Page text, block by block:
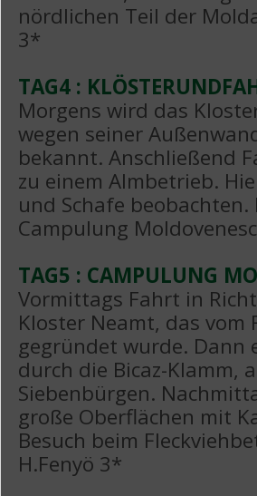
nördlichen Teil der
3*
TAG4 :
Morgens wird das
wegen seiner
bekannt. Anschließend
zu einem Almbetrieb.
und Schafe
Campulung
TAG5 : CAMPULUNG
Vormittags Fahrt in
Kloster Neamt, das vom
gegründet wurde. Dann
durch die Bicaz-Klamm,
Siebenbürgen.
große Oberflächen mit
Besuch beim
H.Fenyö 3*